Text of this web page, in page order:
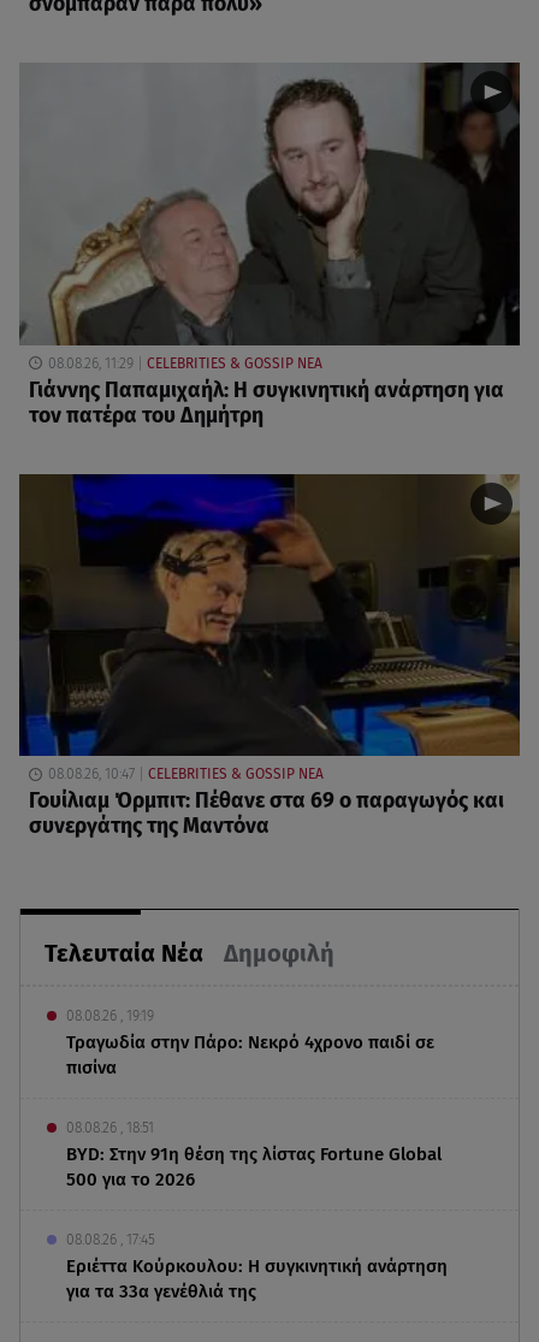
Τελευταία Νέα Δημοφιλή
08.08.26 , 19:19
Τραγωδία στην Πάρο: Νεκρό 4χρονο παιδί σε
πισίνα
08.08.26 , 18:51
BYD: Στην 91η θέση της λίστας Fortune Global
500 για το 2026
08.08.26 , 17:45
Εριέττα Κούρκουλου: Η συγκινητική ανάρτηση
για τα 33α γενέθλιά της
08.08.26, 11:29 CELEBRITIES & GOSSIP ΝΕΑ
Γιάννης Παπαμιχαήλ: Η συγκινητική ανάρτηση για
τον πατέρα του Δημήτρη
08.08.26, 10:47 CELEBRITIES & GOSSIP ΝΕΑ
Γουίλιαμ Όρμπιτ: Πέθανε στα 69 ο παραγωγός και
συνεργάτης της Μαντόνα